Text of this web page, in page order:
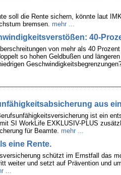
soll die Rente sichern, könnte laut
bremsen. mehr ...
40-
von mehr als 40
so hohen Geldbußen und
aus
ist ein
SI WorkLife EXKLUSIV-PLUS
für Beamte. mehr ...
eine Rente.
schützt im Ernstfall das
weiter und setzt auf Prävention und
...